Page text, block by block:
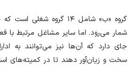
گروه «ب» شامل ۱۴ گروه
شمار می‌رود. اما سایر مشاغل مرتبط با
جای دارد که آن‌ها نیز می‌توانند به
سخت و زیان‌آور دهند تا در کمیته‌های